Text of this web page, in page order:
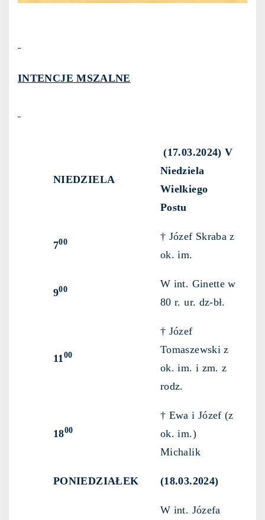
INTENCJE MSZALNE
NIEDZIELA
(17.03.2024) V
Niedziela
Wielkiego
Postu
700
† Józef Skraba z
ok. im.
900
W int. Ginette w
80 r. ur. dz-bł.
1100
† Józef
Tomaszewski z
ok. im. i zm. z
rodz.
1800
† Ewa i Józef (z
ok. im.)
Michalik
PONIEDZIAŁEK (18.03.2024)
W int. Józefa